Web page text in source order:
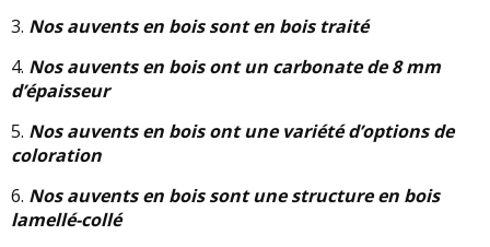
3. Nos auvents en bois sont en bois traité
4. Nos auvents en bois ont un carbonate de 8 mm
d’épaisseur
5. Nos auvents en bois ont une variété d’options de
coloration
6. Nos auvents en bois sont une structure en bois
lamellé-collé